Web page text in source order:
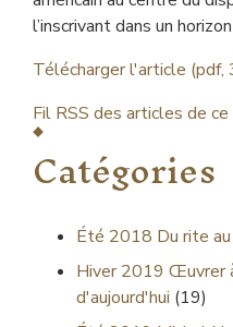
l’inscrivant dans un
Télécharger l'article (pdf,
Fil RSS des articles de
Catégories
Été 2018 Du rite
Hiver 2019 Œuvrer
d'aujourd'hui (19)